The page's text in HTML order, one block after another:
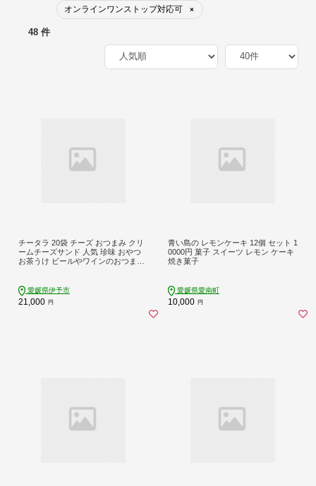
オンラインワンストップ対応可 ×
48 件
チータラ 20袋 チーズ おつまみ クリ
ームチーズサンド 人気 珍味 おやつ
お茶うけ ビールやワインのおつまみ
愛媛県伊予市
21,000 円
青い島の レモンケーキ 12個 セット 1
0000円 菓子 スイーツ レモン ケーキ
焼き菓子
愛媛県愛南町
10,000 円